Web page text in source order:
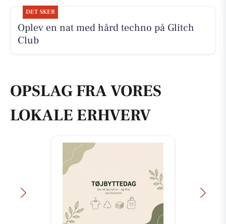
DET SKER
Oplev en nat med hård techno på Glitch
Club
OPSLAG FRA VORES
LOKALE ERHVERV